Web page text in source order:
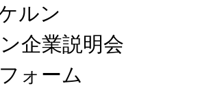
ルン
企業説明会
ォーム